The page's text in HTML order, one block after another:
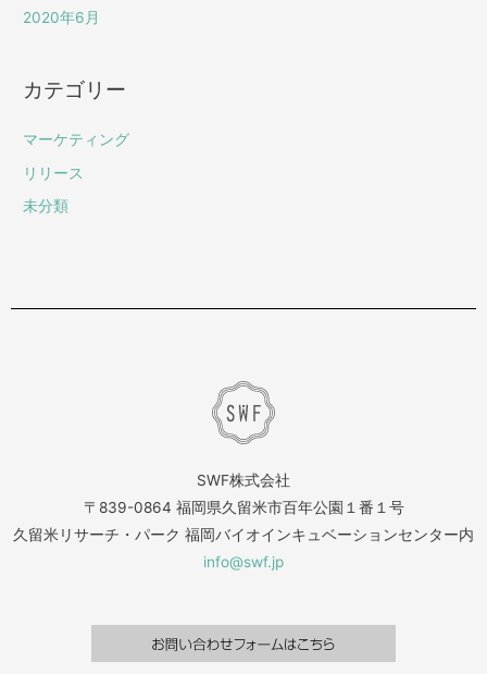
2020年6月
カテゴリー
マーケティング
リリース
未分類
SWF株式会社
〒839-0864 福岡県久留米市百年公園１番１号
久留米リサーチ・パーク 福岡バイオインキュベーションセンター内
info@swf.jp